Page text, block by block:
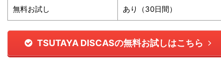
無料お試し あり（30日間）
TSUTAYA DISCASの無料お試しはこちら